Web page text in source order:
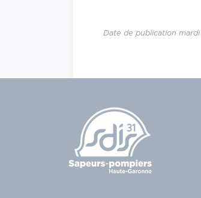
Date de publication